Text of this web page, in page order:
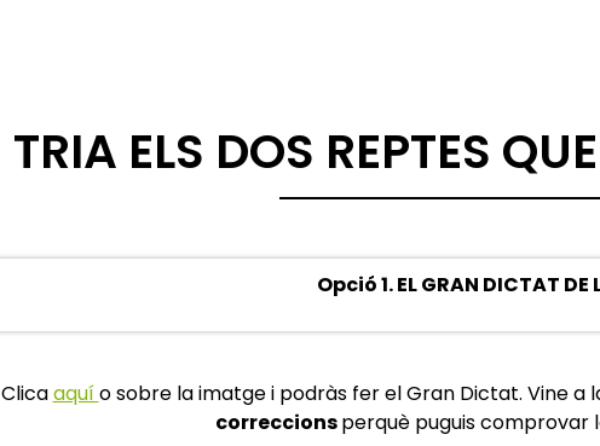
TRIA ELS DOS REPTES
Opció 1. EL GRAN DICTAT DE
Clicaaquío sobre la imatge i podràs fer el Gran Dictat. Vine a
correccionsperquè puguis comprovar